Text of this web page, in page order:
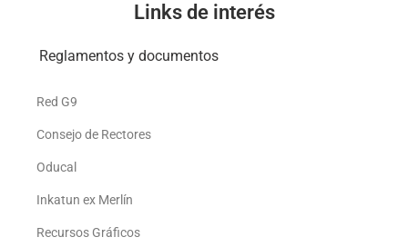
Links de interés
Reglamentos y documentos
Red G9
Consejo de Rectores
Oducal
Inkatun ex Merlín
Recursos Gráficos